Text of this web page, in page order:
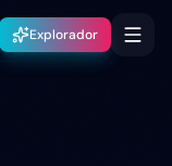
Explorador